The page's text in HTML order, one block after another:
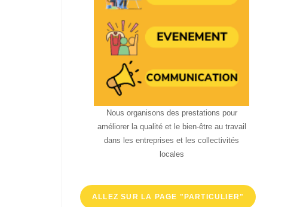
Nous organisons des prestations pour
améliorer la qualité et le bien-être au travail
dans les entreprises et les collectivités
locales
ALLEZ SUR LA PAGE "PARTICULIER"